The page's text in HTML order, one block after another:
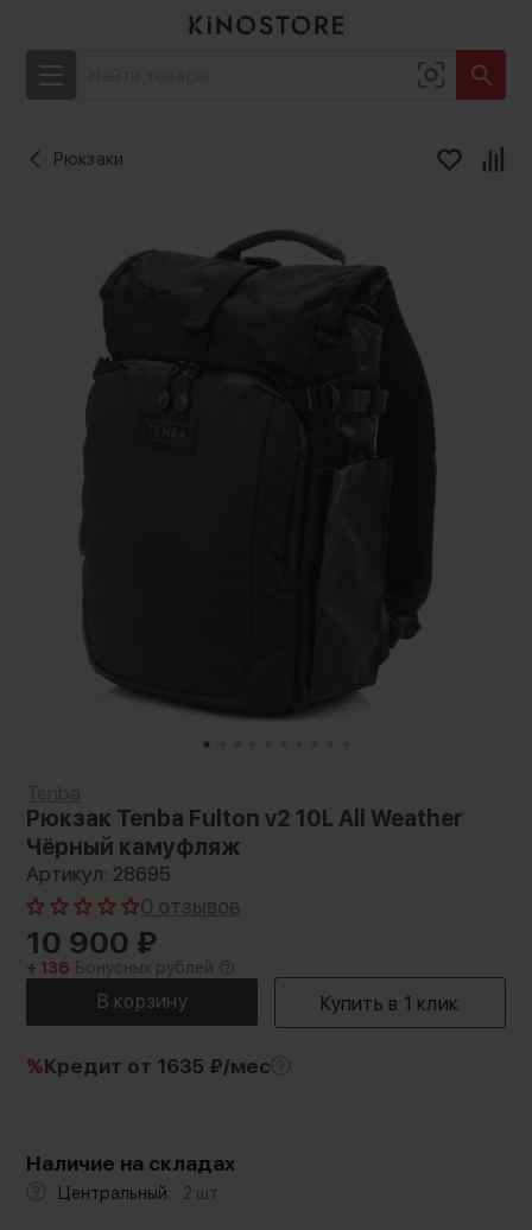
Рюкзаки
Рюкзак Tenba Fulton v2 10L All Weather
Чёрный камуфляж
Артикул: 28695
0 отзывов
10 900 ₽
+ 136 Бонусных рублей
%Кредит от 1635 ₽/мес
Наличие на складах
Центральный: 2 шт.